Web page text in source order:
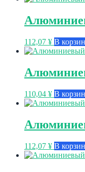
112,07 ¥ В
110,04 ¥ В
112,07 ¥ В